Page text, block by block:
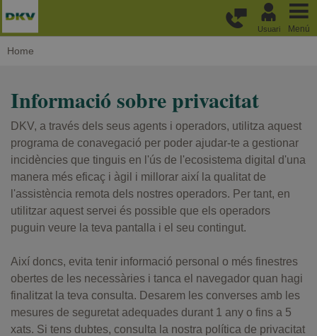
Usuari Menú
Home
Informació sobre privacitat
DKV, a través dels seus agents i operadors, utilitza aquest
programa de conavegació per poder ajudar-te a gestionar
incidències que tinguis en l'ús de l'ecosistema digital d'una
manera més eficaç i àgil i millorar així la qualitat de
l'assistència remota dels nostres operadors. Per tant, en
utilitzar aquest servei és possible que els operadors
puguin veure la teva pantalla i el seu contingut.
Així doncs, evita tenir informació personal o més finestres
obertes de les necessàries i tanca el navegador quan hagi
finalitzat la teva consulta. Desarem les converses amb les
mesures de seguretat adequades durant 1 any o fins a 5
xats. Si tens dubtes, consulta la nostra política de privacitat